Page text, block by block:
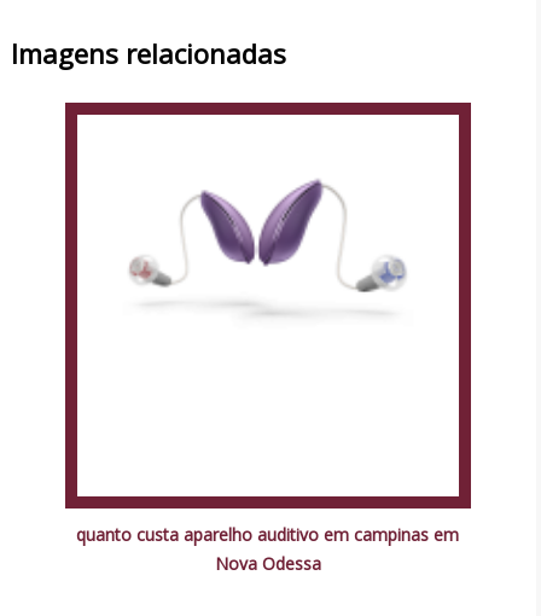
Imagens relacionadas
quanto custa aparelho auditivo em campinas em
Nova Odessa